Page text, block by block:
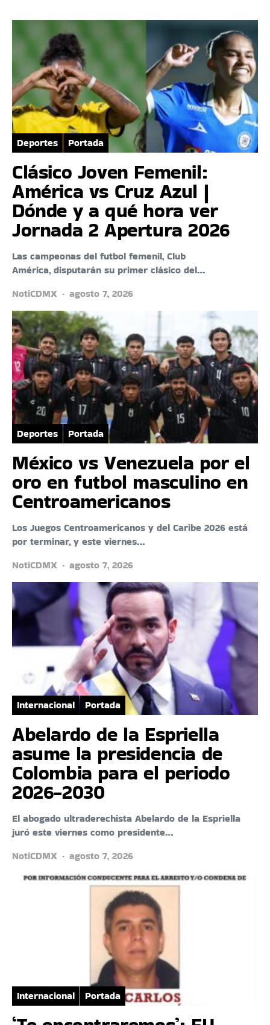
Deportes Portada
Clásico Joven Femenil:
América vs Cruz Azul |
Dónde y a qué hora ver
Jornada 2 Apertura 2026
Las campeonas del futbol femenil, Club
América, disputarán su primer clásico del…
NotiCDMX
agosto 7, 2026
Deportes Portada
México vs Venezuela por el
oro en futbol masculino en
Centroamericanos
Los Juegos Centroamericanos y del Caribe 2026 está
por terminar, y este viernes…
NotiCDMX
agosto 7, 2026
Internacional Portada
Abelardo de la Espriella
asume la presidencia de
Colombia para el periodo
2026-2030
El abogado ultraderechista Abelardo de la Espriella
juró este viernes como presidente…
NotiCDMX
agosto 7, 2026
Internacional Portada